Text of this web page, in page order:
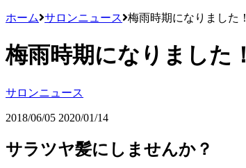
ホーム サロンニュース 梅雨時期になりました！
梅雨時期になりました！
サロンニュース
2018/06/05 2020/01/14
サラツヤ髪にしませんか？